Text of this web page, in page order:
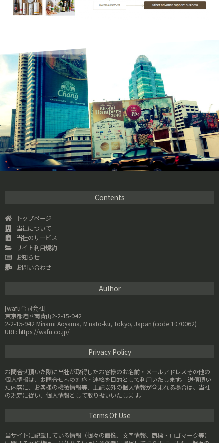
Contents
トップページ
当社について
当社のサービス
サイト利用規約
お知らせ
お問い合わせ
Author
[wafu合同会社]
東京都港区南青山2-2-15-942
2-2-15-942 Minami Aoyama, Minato-ku, Tokyo, Japan (code:1070062)
URL: https://wafu.co.jp/
Privacy Policy
お問合せ頂いた際に当社が取得したお客様のお名前・メールアドレスその他の
個人情報は、お問合せへの対応・連絡を目的として利用いたします。 送信頂い
た内容に、お客様の機微情報等、上記以外の個人情報が含まれる場合は、当社
の規定に従い、個人情報として取り扱いいたします。
Terms Of Use
当サイトに記載している情報（個々の画像、文字情報、商標・ロゴマーク等）